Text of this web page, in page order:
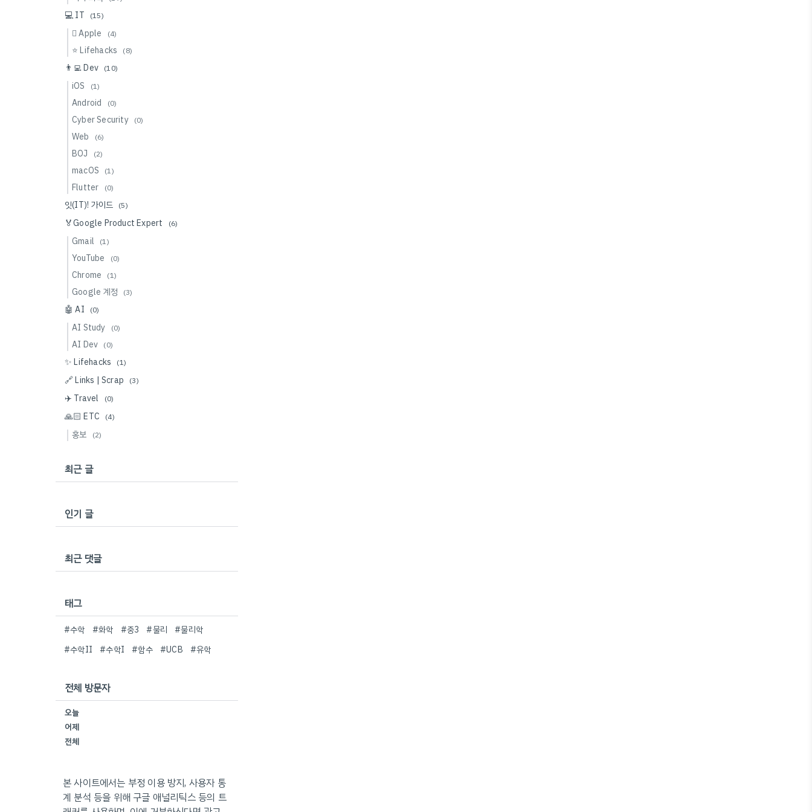
💻 IT (15)
 Apple (4)
⭐️ Lifehacks (8)
👨‍💻 Dev (10)
iOS (1)
Android (0)
Cyber Security (0)
Web (6)
BOJ (2)
macOS (1)
Flutter (0)
잇(IT)! 가이드 (5)
🏅Google Product Expert (6)
Gmail (1)
YouTube (0)
Chrome (1)
Google 계정 (3)
🤖 AI (0)
AI Study (0)
AI Dev (0)
✨ Lifehacks (1)
🔗 Links | Scrap (3)
✈️ Travel (0)
🙏🏻 ETC (4)
홍보 (2)
최근 글
인기 글
최근 댓글
태그
#수학 #화학 #중3 #물리
#물리학
#수학II
#수학I #함수 #UCB #유학
전체 방문자
오늘
어제
전체
본 사이트에서는 부정 이용 방지, 사용자 통
계 분석 등을 위해 구글 애널리틱스 등의 트